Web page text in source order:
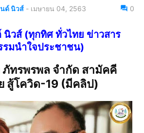
ด์ นิวส์ - เมษายน 04, 2563 0
วส์ (ทุกทิศ ทั่วไทย ข่าวสาร
รมนำใจประชาชน)
ภัทรพรพล จำกัด สามัคคี
สู้โควิด-19 (มีคลิป)